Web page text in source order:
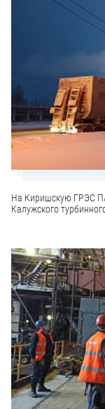
На Киришскую ГРЭС
Калужского